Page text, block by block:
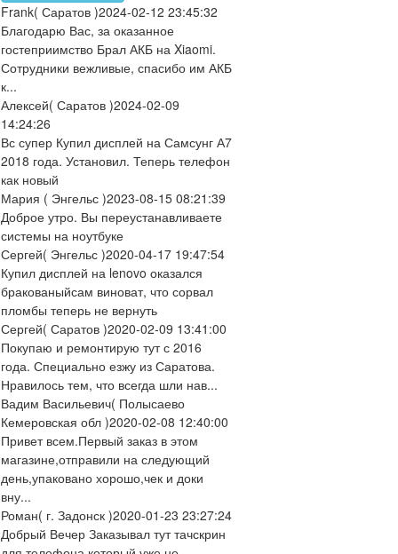
Frank( Саратов )2024-02-12 23:45:32
Благодарю Вас, за оказанное
гостеприимство Брал АКБ на Xiaomi.
Сотрудники вежливые, спасибо им АКБ
к...
Алексей( Саратов )2024-02-09
14:24:26
Вс супер Купил дисплей на Самсунг А7
2018 года. Установил. Теперь телефон
как новый
Мария ( Энгельс )2023-08-15 08:21:39
Доброе утро. Вы переустанавливаете
системы на ноутбуке
Сергей( Энгельс )2020-04-17 19:47:54
Купил дисплей на lenovo оказался
бракованыйсам виноват, что сорвал
пломбы теперь не вернуть
Сергей( Саратов )2020-02-09 13:41:00
Покупаю и ремонтирую тут с 2016
года. Специально езжу из Саратова.
Нравилось тем, что всегда шли нав...
Вадим Васильевич( Полысаево
Кемеровская обл )2020-02-08 12:40:00
Привет всем.Первый заказ в этом
магазине,отправили на следующий
день,упаковано хорошо,чек и доки
вну...
Роман( г. Задонск )2020-01-23 23:27:24
Добрый Вечер Заказывал тут тачскрин